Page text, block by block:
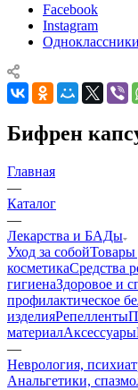
Facebook
Instagram
Одноклассники
Бифрен
Главная
—
Каталог
—
Лекарства и БАДы
Уход за собой
косметикаСредства
гигиенаЗдоровое и
профилактическое
изделияРепелленты
материалАксессуары
—
Неврология,
Анальгетики,